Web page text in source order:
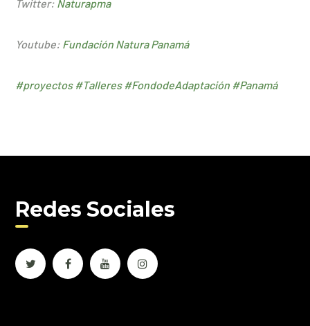
Twitter: Naturapma
Youtube: Fundación Natura Panamá
#proyectos #Talleres #FondodeAdaptación #Panamá
Redes Sociales